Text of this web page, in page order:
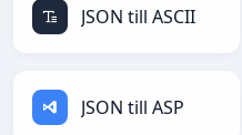
JSON till ASCII
JSON till ASP